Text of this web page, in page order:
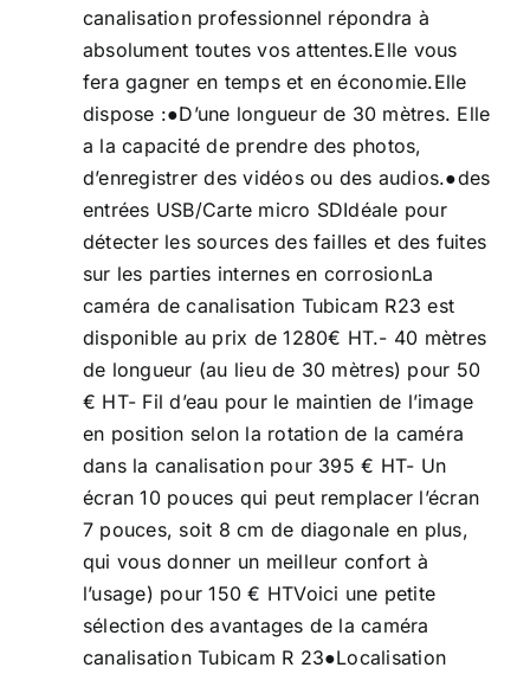
canalisation professionnel répondra à
absolument toutes vos attentes.Elle vous
fera gagner en temps et en économie.Elle
dispose :●D’une longueur de 30 mètres. Elle
a la capacité de prendre des photos,
d’enregistrer des vidéos ou des audios.●des
entrées USB/Carte micro SDIdéale pour
détecter les sources des failles et des fuites
sur les parties internes en corrosionLa
caméra de canalisation Tubicam R23 est
disponible au prix de 1280€ HT.- 40 mètres
de longueur (au lieu de 30 mètres) pour 50
€ HT- Fil d’eau pour le maintien de l’image
en position selon la rotation de la caméra
dans la canalisation pour 395 € HT- Un
écran 10 pouces qui peut remplacer l’écran
7 pouces, soit 8 cm de diagonale en plus,
qui vous donner un meilleur confort à
l’usage) pour 150 € HTVoici une petite
sélection des avantages de lacaméra
canalisationTubicam R 23●Localisation